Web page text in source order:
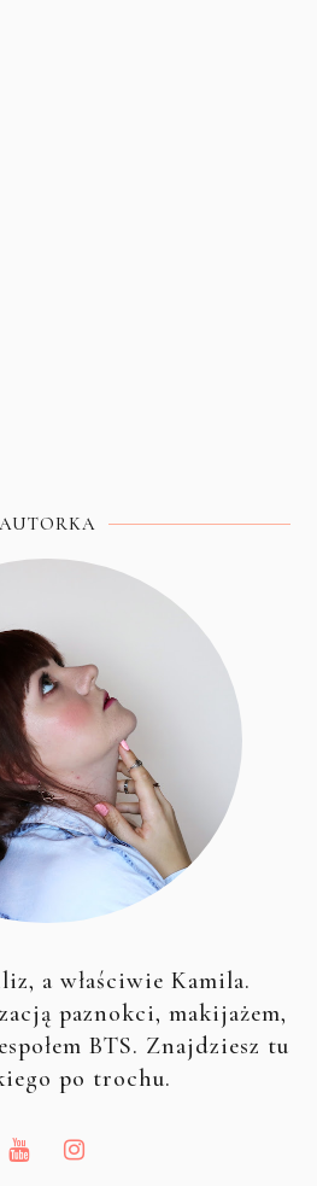
AUTORKA
a właściwie Kamila.
paznokci, makijażem,
BTS. Znajdziesz tu
po trochu.